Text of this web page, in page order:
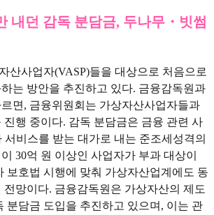
내던 감독 분담금, 두나무・빗썸
산사업자(VASP)들을 대상으로 처음으로
는 방안을 추진하고 있다. 금융감독원과
면, 금융위원회는 가상자산사업자들과
진행 중이다. 감독 분담금은 금융 관련 사
서비스를 받는 대가로 내는 준조세성격의
30억 원 이상인 사업자가 부과 대상이
보호법 시행에 맞춰 가상자산업계에도 동
전망이다. 금융감독원은 가상자산의 제도
분담금 도입을 추진하고 있으며, 이는 관